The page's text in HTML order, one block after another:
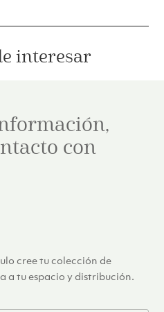
interesar
con
cree tu colección de
a tu espacio y distribución.